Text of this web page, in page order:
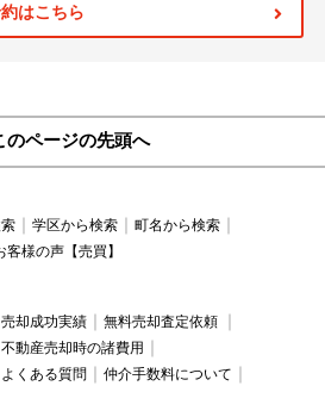
はこちら
のページの先頭へ
学区から検索
町名から検索
客様の声【売買】
売却成功実績
無料売却査定依頼
不動産売却時の諸費用
よくある質問
仲介手数料について